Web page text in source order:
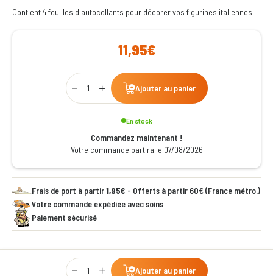
Contient 4 feuilles d'autocollants pour décorer vos figurines italiennes.
11,95€
Qty
Ajouter au panier
En stock
Commandez maintenant !
Votre commande partira le 07/08/2026
Frais de port à partir1,95€ - Offerts à partir 60€ (France métro.)
Votre commande expédiée avec soins
Paiement sécurisé
Qty
Ajouter au panier